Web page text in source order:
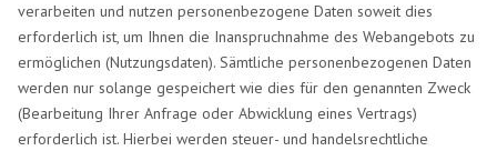
verarbeiten und nutzen personenbezogene Daten soweit dies
erforderlich ist, um Ihnen die Inanspruchnahme des Webangebots zu
ermöglichen (Nutzungsdaten). Sämtliche personenbezogenen Daten
werden nur solange gespeichert wie dies für den genannten Zweck
(Bearbeitung Ihrer Anfrage oder Abwicklung eines Vertrags)
erforderlich ist. Hierbei werden steuer- und handelsrechtliche